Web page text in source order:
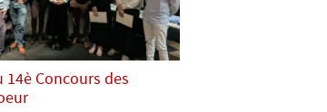
14è Concours des